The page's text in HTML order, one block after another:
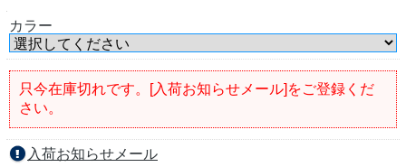
カラー
只今在庫切れです。[入荷お知らせメール]をご登録くだ
さい。
入荷お知らせメール